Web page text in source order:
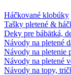
Háčkované klobúky
Tašky pletené &
Deky pre bábätká,
Návody na pletené
Návody na pletenie
Návody na pletené
Návody na topy,